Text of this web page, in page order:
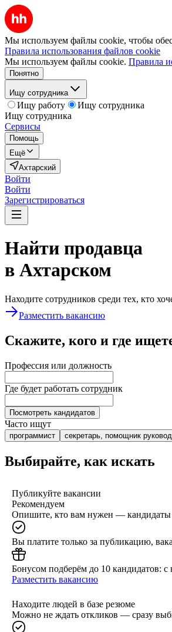
Мы используем файлы cookie, чтобы
Правила использования файлов cookie
Мы используем файлы cookie. Правила
Понятно
Ищу сотрудника
Ищу работу
Ищу сотрудника
Ищу сотрудника
Сервисы
Помощь
Ещё
Ахтарский
Войти
Войти
Зарегистрироваться
Найти продавца
в Ахтарском
Находите сотрудников среди тех, кто
Разместить вакансию
Скажите, кого и где
Профессия или должность
Где будет работать сотрудник
Посмотреть кандидатов
Часто ищут
программист секретарь, помощник
Выбирайте, как искать
Публикуйте вакансии
Рекомендуем
Опишите, кто вам нужен — кандидаты
Вы платите только за публикацию,
Бонусом подберём до 10 кандидатов: с
Разместить вакансию
Находите людей в базе резюме
Можно не ждать откликов — сразу